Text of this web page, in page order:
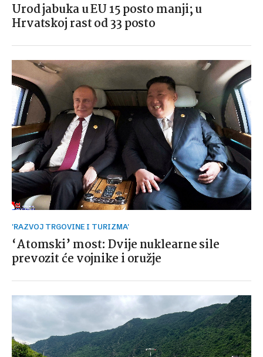
Urod jabuka u EU 15 posto manji; u
Hrvatskoj rast od 33 posto
'RAZVOJ TRGOVINE I TURIZMA'
‘Atomski’ most: Dvije nuklearne sile
prevozit će vojnike i oružje